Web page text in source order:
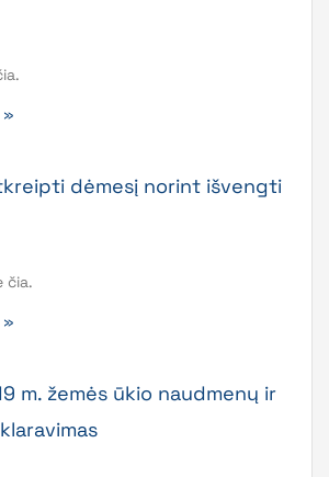
»
dėmesį norint išvengti
čia.
»
m. žemės ūkio naudmenų ir